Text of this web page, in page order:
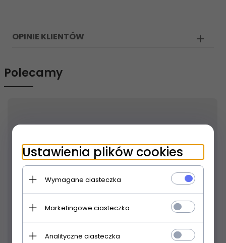
OPINIE KLIENTÓW
Polecamy
Produkt dostępny!
Ustawienia plików cookies
Wymagane ciasteczka
Marketingowe ciasteczka
Analityczne ciasteczka